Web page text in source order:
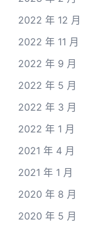
2022 年 12 月
2022 年 11 月
2022 年 9 月
2022 年 5 月
2022 年 3 月
2022 年 1 月
2021 年 4 月
2021 年 1 月
2020 年 8 月
2020 年 5 月